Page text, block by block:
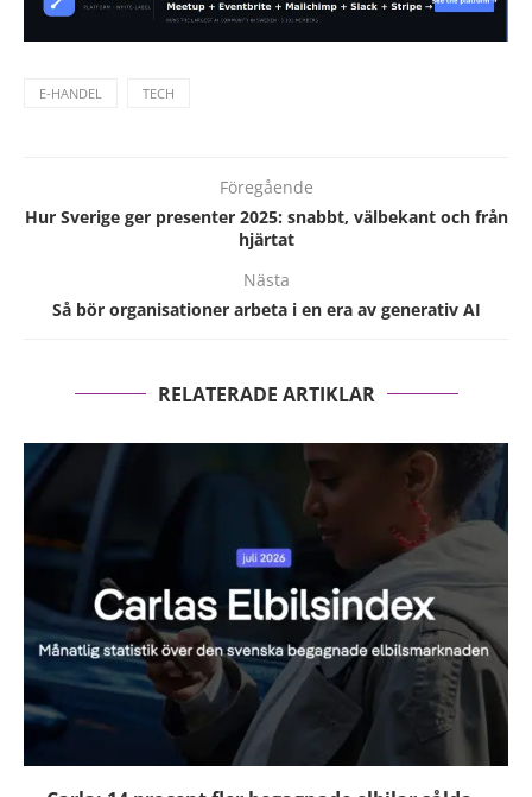
E-HANDEL TECH
Föregående
Hur Sverige ger presenter 2025: snabbt, välbekant och från
hjärtat
Nästa
Så bör organisationer arbeta i en era av generativ AI
RELATERADE ARTIKLAR